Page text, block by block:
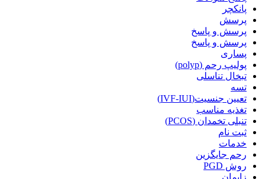
پانکچر
پرسش
پرسش و پاسخ
پرسش و پاسخ
پساری
پولیپ رحم (polyp)
تبخال تناسلی
تسه
تعیین جنسیت(IVF-IUI)
تغذیه مناسب
تنبلی تخمدان (PCOS)
ثبت نام
خدمات
رحم جایگزین
روش PGD